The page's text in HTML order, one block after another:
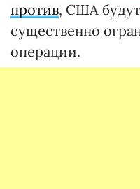
против, США
существенно
операции.